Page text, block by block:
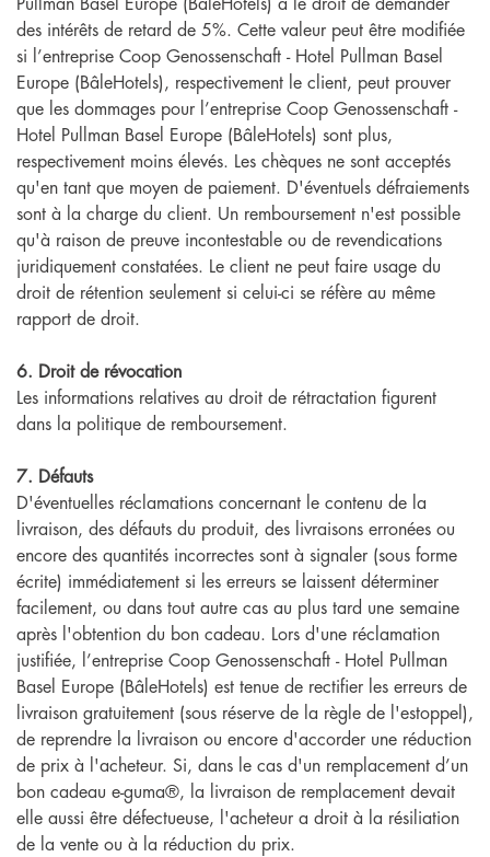
Pullman Basel Europe (BâleHotels) a le droit de demander
des intérêts de retard de 5%. Cette valeur peut être modifiée
si l’entreprise Coop Genossenschaft - Hotel Pullman Basel
Europe (BâleHotels), respectivement le client, peut prouver
que les dommages pour l’entreprise Coop Genossenschaft -
Hotel Pullman Basel Europe (BâleHotels) sont plus,
respectivement moins élevés. Les chèques ne sont acceptés
qu'en tant que moyen de paiement. D'éventuels défraiements
sont à la charge du client. Un remboursement n'est possible
qu'à raison de preuve incontestable ou de revendications
juridiquement constatées. Le client ne peut faire usage du
droit de rétention seulement si celui-ci se réfère au même
rapport de droit.
6. Droit de révocation
Les informations relatives au droit de rétractation figurent
dans la politique de remboursement.
7. Défauts
D'éventuelles réclamations concernant le contenu de la
livraison, des défauts du produit, des livraisons erronées ou
encore des quantités incorrectes sont à signaler (sous forme
écrite) immédiatement si les erreurs se laissent déterminer
facilement, ou dans tout autre cas au plus tard une semaine
après l'obtention du bon cadeau. Lors d'une réclamation
justifiée, l’entreprise Coop Genossenschaft - Hotel Pullman
Basel Europe (BâleHotels) est tenue de rectifier les erreurs de
livraison gratuitement (sous réserve de la règle de l'estoppel),
de reprendre la livraison ou encore d'accorder une réduction
de prix à l'acheteur. Si, dans le cas d'un remplacement d’un
bon cadeau e-guma®, la livraison de remplacement devait
elle aussi être défectueuse, l'acheteur a droit à la résiliation
de la vente ou à la réduction du prix.